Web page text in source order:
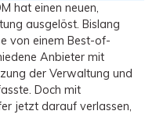
hat einen neuen,
ausgelöst. Bislang
von einem Best-of-
Anbieter mit
der Verwaltung und
Doch mit
jetzt darauf verlassen,